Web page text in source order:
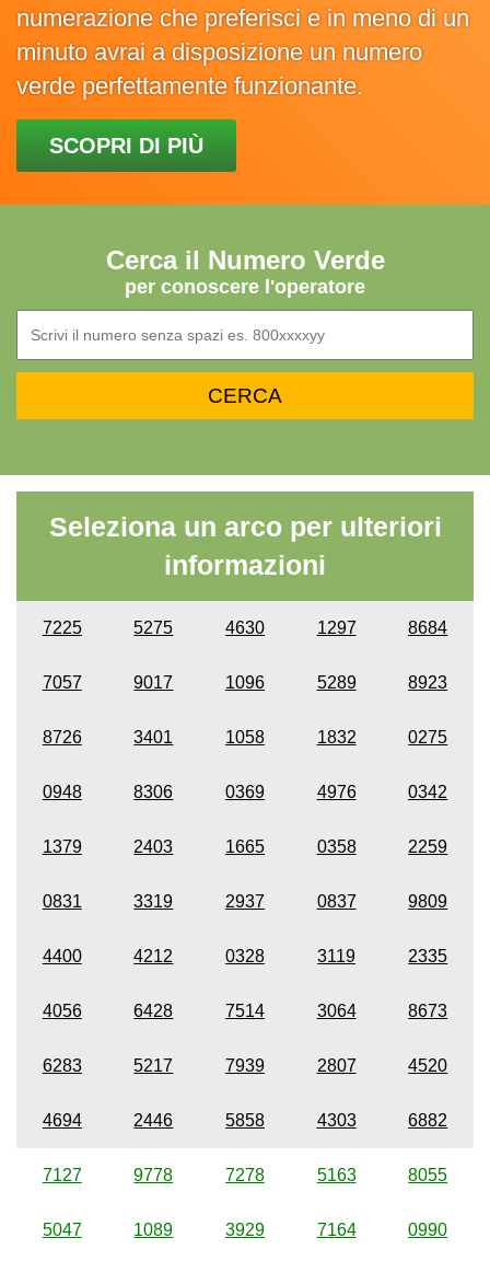
numerazione che preferisci e in meno di un
minuto avrai a disposizione un numero
verde perfettamente funzionante.
SCOPRI DI PIÙ
Cerca il Numero Verde
per conoscere l'operatore
Seleziona un arco per ulteriori
informazioni
7225 5275 4630 1297 8684
7057 9017 1096 5289 8923
8726 3401 1058 1832 0275
0948 8306 0369 4976 0342
1379 2403 1665 0358 2259
0831 3319 2937 0837 9809
4400 4212 0328 3119 2335
4056 6428 7514 3064 8673
6283 5217 7939 2807 4520
4694 2446 5858 4303 6882
7127 9778 7278 5163 8055
5047 1089 3929 7164 0990